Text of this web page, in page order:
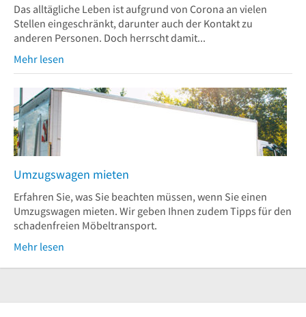
Das alltägliche Leben ist aufgrund von Corona an vielen
Stellen eingeschränkt, darunter auch der Kontakt zu
anderen Personen. Doch herrscht damit...
Mehr lesen
Umzugswagen mieten
Erfahren Sie, was Sie beachten müssen, wenn Sie einen
Umzugswagen mieten. Wir geben Ihnen zudem Tipps für den
schadenfreien Möbeltransport.
Mehr lesen